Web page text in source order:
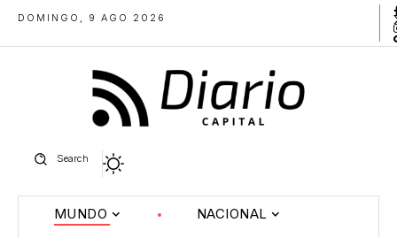
DOMINGO, 9 AGO 2026
Search
MUNDO NACIONAL